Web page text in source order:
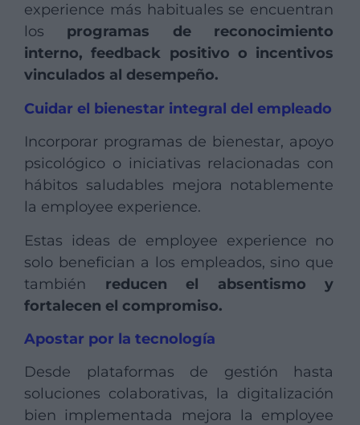
experience más habituales se encuentran
los programas de reconocimiento
interno, feedback positivo o incentivos
vinculados al desempeño.
Cuidar el bienestar integral del empleado
Incorporar programas de bienestar, apoyo
psicológico o iniciativas relacionadas con
hábitos saludables mejora notablemente
la employee experience.
Estas ideas de employee experience no
solo benefician a los empleados, sino que
también reducen el absentismo y
fortalecen el compromiso.
Apostar por la tecnología
Desde plataformas de gestión hasta
soluciones colaborativas, la digitalización
bien implementada mejora la employee